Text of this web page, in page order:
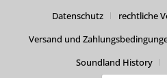
Datenschutz
rechtliche
Versand und
Soundland History